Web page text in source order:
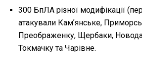
300 БпЛА різної модифікації
атакували Камʼянське,
Преображенку, Щербаки,
Токмачку та Чарівне.